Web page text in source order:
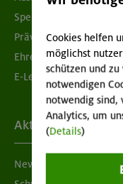
Spenden
Prävention
Ehrenamtsbörse
E-Learning
Aktuelles
Newsletter
Cookies helfen
möglichst
schützen und
notwendigen
notwendig sind,
Analytics, um
(Details)